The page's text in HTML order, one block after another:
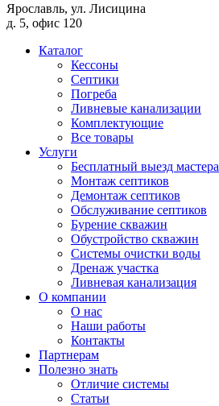
Ярославль, ул. Лисицина
д. 5, офис 120
Каталог
Кессоны
Септики
Погреба
Ливневые канализации
Комплектующие
Все товары
Услуги
Бесплатный выезд мастера
Монтаж септиков
Демонтаж септиков
Обслуживание септиков
Бурение скважин
Обустройство скважин
Системы очистки воды
Дренаж участка
Ливневая канализация
О компании
О нас
Наши работы
Контакты
Партнерам
Полезно знать
Отличие системы
Статьи